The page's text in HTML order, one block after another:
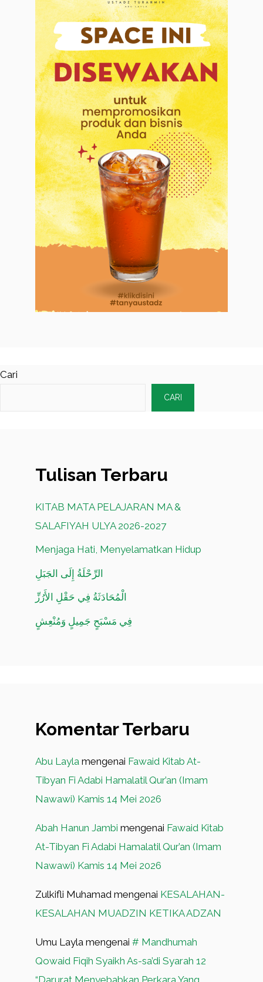
Cari
CARI
Tulisan Terbaru
KITAB MATA PELAJARAN MA &
SALAFIYAH ULYA 2026-2027
Menjaga Hati, Menyelamatkan Hidup
الرِّحْلَةُ إِلَى الجَبَلِ
الْمُحَادَثَةُ فِي حَقْلِ الأَرُزِّ
فِي مَسْبَحٍ جَمِيلٍ وَمُنْعِشٍ
Komentar Terbaru
Abu Layla mengenai Fawaid Kitab At-
Tibyan Fi Adabi Hamalatil Qur’an (Imam
Nawawi) Kamis 14 Mei 2026
Abah Hanun Jambi mengenai Fawaid Kitab
At-Tibyan Fi Adabi Hamalatil Qur’an (Imam
Nawawi) Kamis 14 Mei 2026
Zulkifli Muhamad mengenai KESALAHAN-
KESALAHAN MUADZIN KETIKA ADZAN
Umu Layla mengenai # Mandhumah
Qowaid Fiqih Syaikh As-sa’di Syarah 12
“Darurat Menyebabkan Perkara Yang